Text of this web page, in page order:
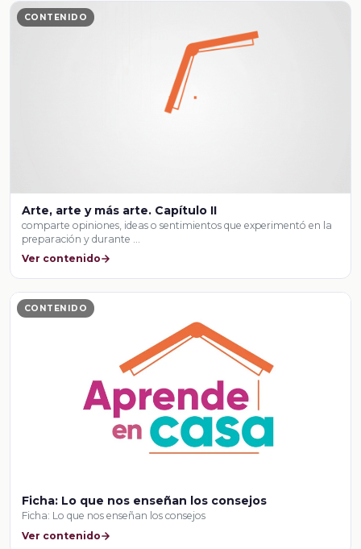
CONTENIDO
Arte, arte y más arte. Capítulo II
comparte opiniones, ideas o sentimientos que experimentó en la
preparación y durante …
Ver contenido
CONTENIDO
Ficha: Lo que nos enseñan los consejos
Ficha: Lo que nos enseñan los consejos
Ver contenido